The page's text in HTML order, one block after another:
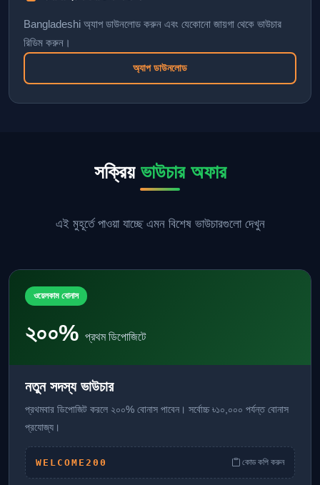
Bangladeshi অ্যাপ ডাউনলোড করুন এবং যেকোনো জায়গা থেকে ভাউচার
রিডিম করুন।
অ্যাপ ডাউনলোড
সক্রিয় ভাউচার অফার
এই মুহূর্তে পাওয়া যাচ্ছে এমন বিশেষ ভাউচারগুলো দেখুন
ওয়েলকাম বোনাস
২০০% প্রথম ডিপোজিটে
নতুন সদস্য ভাউচার
প্রথমবার ডিপোজিট করলে ২০০% বোনাস পাবেন। সর্বোচ্চ ৳১০,০০০ পর্যন্ত বোনাস
প্রযোজ্য।
WELCOME200 কোড কপি করুন